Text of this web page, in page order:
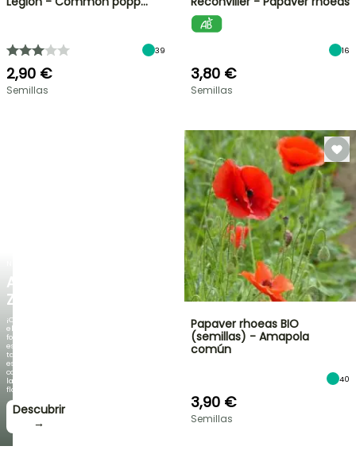
AGAPANTHUS
ZAMBEZI
¡Cuando
el
follaje
es
tan
espectacular
como
la
floración!
Descubrir
→
39
2,90 €
Semillas
16
3,80 €
Semillas
Papaver rhoeas BIO
(semillas) - Amapola
común
40
3,90 €
Semillas